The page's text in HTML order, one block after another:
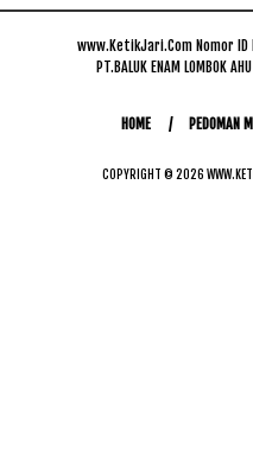
www.KetikJari.Com Nomor
PT.BALUK ENAM LOMBOK
HOME PEDOMAN
COPYRIGHT © 2026